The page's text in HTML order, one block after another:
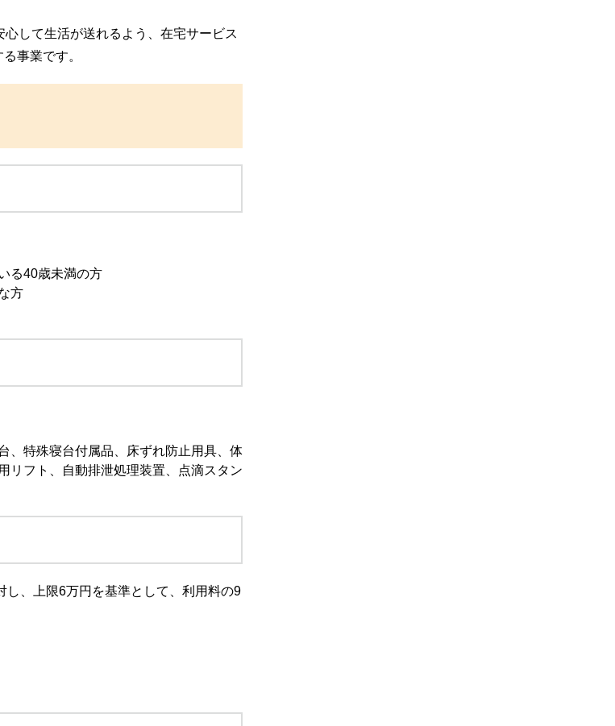
して生活が送れるよう、在宅サービス
事業です。
る40歳未満の方
方
、特殊寝台付属品、床ずれ防止用具、体
リフト、自動排泄処理装置、点滴スタン
、上限6万円を基準として、利用料の9